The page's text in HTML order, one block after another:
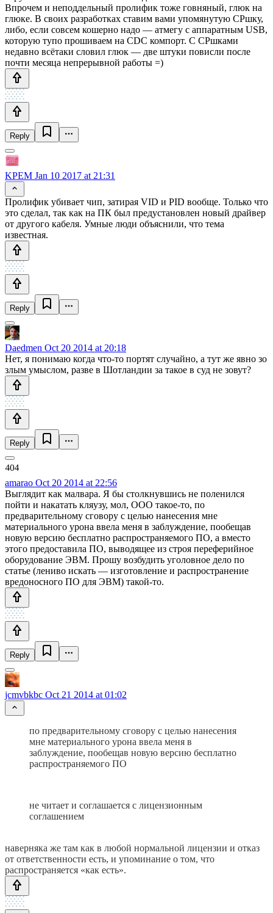
Впрочем и неподдельный пролифик тоже говняный, глюк на
глюке. В своих разработках ставим вами упомянутую CPшку,
либо, если совсем кошерно надо — атмегу с аппаратным USB,
которую тупо прошиваем на CDC компорт. С CPшками
недавно всётаки словил глюк — две штуки повисли после
почти месяца непрерывной работы =)
Reply
KPEM Jan 10 2017 at 21:31
Пролифик убивает чип, затирая VID и PID вообще. Только что
это сделал, так как на ПК был предустановлен новый драйвер
от другого кабеля. Умные люди объяснили, что тема
известная.
Reply
Daedmen Oct 20 2014 at 20:18
Нет, я понимаю когда что-то портят случайно, а тут же явно зо
злым умыслом, разве в Шотландии за такое в суд не зовут?
Reply
amarao Oct 20 2014 at 22:56
Выглядит как малвара. Я бы столкнувшись не поленился
пойти и накатать кляузу, мол, ООО такое-то, по
предварительному сговору с целью нанесения мне
материального урона ввела меня в заблуждение, пообещав
новую версию бесплатно распространяемого ПО, а вместо
этого предоставила ПО, выводящее из строя переферийное
оборудование ЭВМ. Прошу возбудить уголовное дело по
статье (лениво искать — изготовление и распространение
вредоносного ПО для ЭВМ) такой-то.
Reply
jcmvbkbc Oct 21 2014 at 01:02
по предварительному сговору с целью нанесения
мне материального урона ввела меня в
заблуждение, пообещав новую версию бесплатно
распространяемого ПО
не читает и соглашается с лицензионным
соглашением
наверняка же там как в любой нормальной лицензии и отказ
от ответственности есть, и упоминание о том, что
распространяется «как есть».